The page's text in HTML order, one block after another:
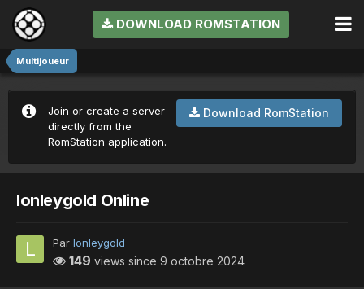
DOWNLOAD ROMSTATION
Multijoueur
Download RomStation
Join or create a server
directly from the
RomStation application.
lonleygold Online
Par lonleygold
149 views since 9 octobre 2024